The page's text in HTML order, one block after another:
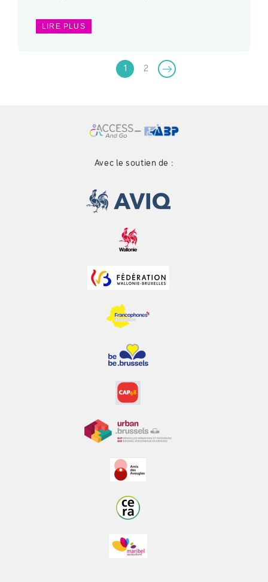
LIRE PLUS
1 2
Avec le soutien de :